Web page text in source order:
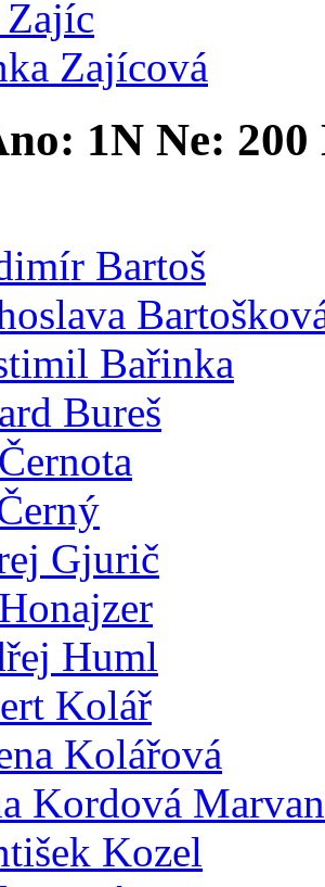
Zajíc
Zajícová
1N Ne: 200
Bartoš
Bařinka
Bureš
Gjurič
Huml
Kolář
Kolářová
Kordová
Kozel